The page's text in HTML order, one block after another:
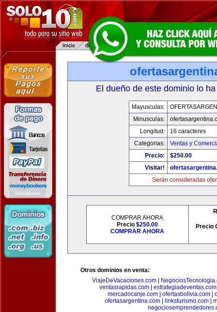
El dueño de este dominio lo
Mayusculas:
Minusculas:
Longitud:
16 caracteres
Categorias:
Ventas y
Precio:
$250.00
Visitar!
Serán consideradas
COMPRAR AHORA
Precio $250.00
COMPRAR AHORA
Precio
Otros dominios en venta:
ViajeDeVacaciones.com|
ventasrapidas.com
estrategiadeventas.com
mercadocanje.com
ofertasbolivia.com
ofertasargentina.com| linksturismo.com|